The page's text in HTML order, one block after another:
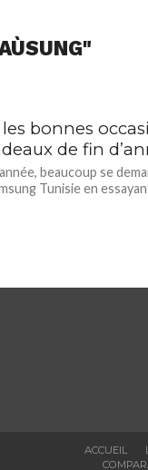
bonnes
de fin
beaucoup se
Tunisie en
ACCUEIL